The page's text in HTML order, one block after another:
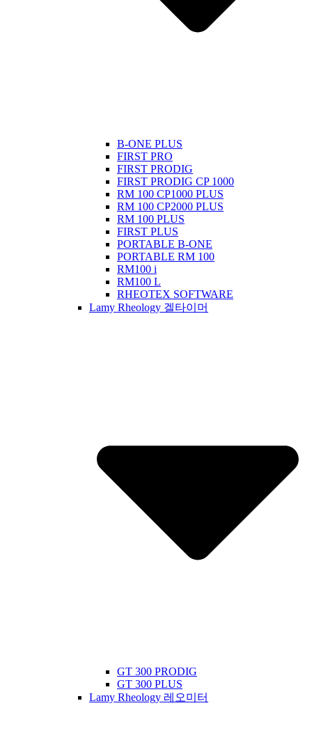
B-ONE PLUS
FIRST PRO
FIRST PRODIG
FIRST PRODIG CP 1000
RM 100 CP1000 PLUS
RM 100 CP2000 PLUS
RM 100 PLUS
FIRST PLUS
PORTABLE B-ONE
PORTABLE RM 100
RM100 i
RM100 L
RHEOTEX SOFTWARE
Lamy Rheology 겔타이머
GT 300 PRODIG
GT 300 PLUS
Lamy Rheology 레오미터